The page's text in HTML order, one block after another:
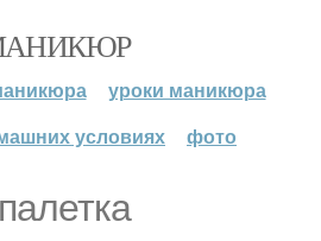
уроки маникюра
условиях
фото